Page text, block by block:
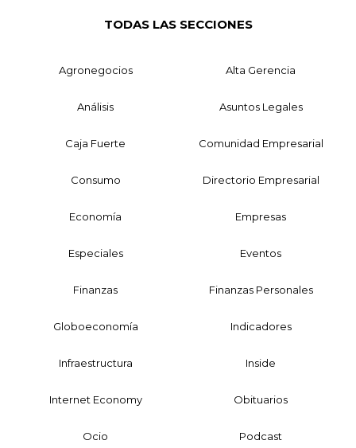
TODAS LAS SECCIONES
Agronegocios Alta Gerencia
Análisis Asuntos Legales
Caja Fuerte Comunidad Empresarial
Consumo Directorio Empresarial
Economía Empresas
Especiales Eventos
Finanzas Finanzas Personales
Globoeconomía Indicadores
Infraestructura Inside
Internet Economy Obituarios
Ocio Podcast